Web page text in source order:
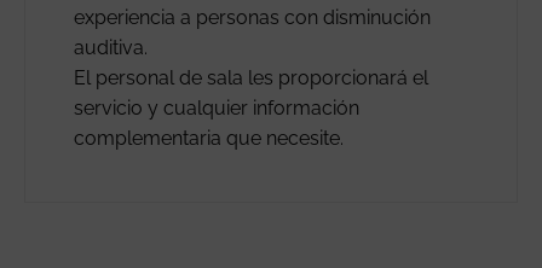
experiencia a personas con disminución
auditiva.
El personal de sala les proporcionará el
servicio y cualquier información
complementaria que necesite.